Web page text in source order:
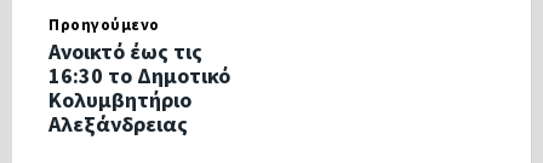
Προηγούμενο
Ανοικτό έως τις
16:30 το Δημοτικό
Κολυμβητήριο
Αλεξάνδρειας